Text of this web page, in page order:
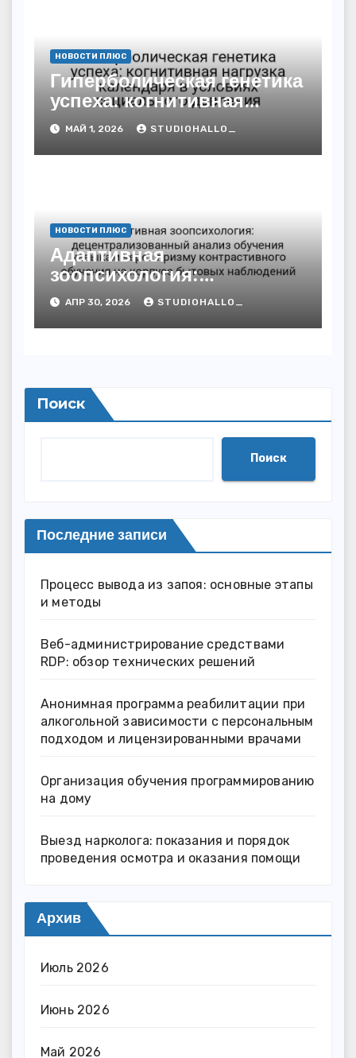
НОВОСТИ ПЛЮС
Гиперболическая генетика
успеха: когнитивная
нагрузка календаря в
условиях социального
давления
МАЙ 1, 2026 STUDIOHALLO_
НОВОСТИ ПЛЮС
Адаптивная
зоопсихология:
децентрализованный
анализ обучения навыкам
через призму
наблюдений
АПР 30, 2026 STUDIOHALLO_
Поиск
Поиск
Последние записи
Процесс вывода из запоя: основные этапы
и методы
Веб-администрирование средствами
RDP: обзор технических решений
Анонимная программа реабилитации при
алкогольной зависимости с персональным
подходом и лицензированными врачами
Организация обучения программированию
на дому
Выезд нарколога: показания и порядок
проведения осмотра и оказания помощи
Архив
Июль 2026
Июнь 2026
Май 2026